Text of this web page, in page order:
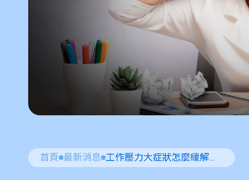
首頁 最新消息 工作壓力大症狀怎麼緩解？掌握6個舒壓方法，幫助您重獲安寧！